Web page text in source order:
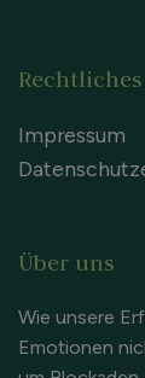
Rechtliches
Impressum
Über uns
Wie unsere
Emotionen